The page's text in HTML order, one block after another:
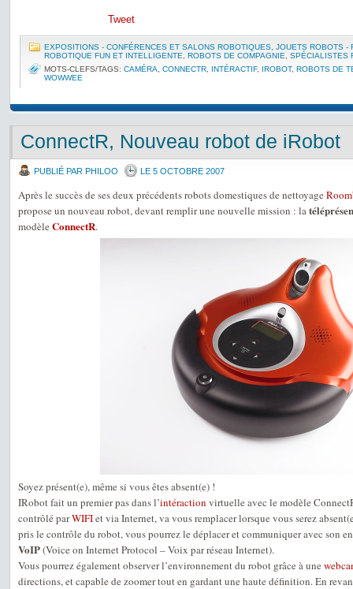
Tweet
EXPOSITIONS - CONFÉRENCES ET SALONS ROBOTIQUES JOUETS ROBOTS -
ROBOTIQUE FUN ET INTELLIGENTE
ROBOTS DE COMPAGNIE
SPÉCIALISTES
MOTS-CLEFS/TAGS: CAMÉRA CONNECTR INTÉRACTIF, IROBOT, ROBOTS DE
WOWWEE
ConnectR, Nouveau robot de iRobot
PUBLIÉ PAR PHILOO LE 5 OCTOBRE 2007
Après le succès de ses deux précédents robots domestiques de nettoyage
propose un nouveau robot, devant remplir une nouvelle mission : la
modèle ConnectR.
Soyez présent(e), même si vous êtes absent(e) !
IRobot fait un premier pas dans l’intéraction virtuelle avec le modèle
contrôlé parWIFIet via Internet, va vous remplacer lorsque vous serez
pris le contrôle du robot, vous pourrez le déplacer et communiquer avec son
VoIP(Voice on Internet Protocol – Voix par réseau Internet).
Vous pourrez également observer l’environnement du robot grâce à une
directions, et capable de zoomer tout en gardant une haute définition. En